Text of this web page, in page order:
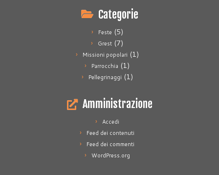
Categorie
Feste (5)
Grest (7)
Missioni popolari (1)
Parrocchia (1)
Pellegrinaggi (1)
Amministrazione
Accedi
Feed dei contenuti
Feed dei commenti
WordPress.org